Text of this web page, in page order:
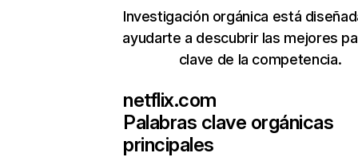
Investigación orgánica está
ayudarte a descubrir las mejores
clave de la competencia.
netflix.com
Palabras clave orgánicas
principales